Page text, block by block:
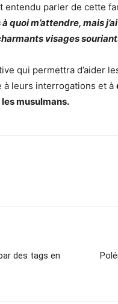
entendu parler de cette
quoi m’attendre, mais
visages
qui permettra d’aider
leurs interrogations et à
musulmans.
des tags en